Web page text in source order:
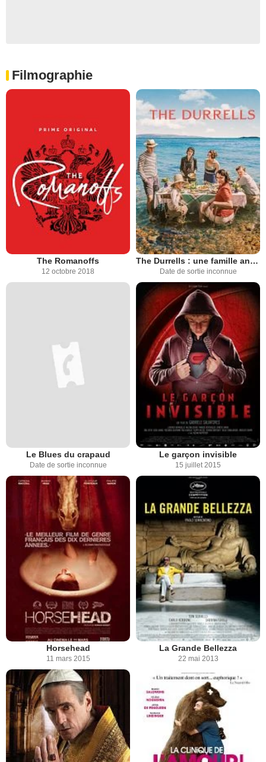
Filmographie
The Romanoffs
12 octobre 2018
The Durrells : une famille anglaise à Corfou
Date de sortie inconnue
Le Blues du crapaud
Date de sortie inconnue
Le garçon invisible
15 juillet 2015
Horsehead
11 mars 2015
La Grande Bellezza
22 mai 2013